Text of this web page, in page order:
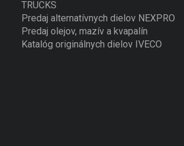
TRUCKS
Predaj alternatívnych dielov NEXPRO
Predaj olejov, mazív a kvapalín
Katalóg originálnych dielov IVECO